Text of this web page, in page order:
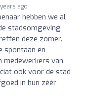
ago
hebben we al
stadsomgeving
deze zomer.
spontaan en
medewerkers van
ook voor de stad
in hun zéér